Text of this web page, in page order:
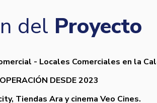
del Proyecto
- Locales Comerciales en la
DESDE 2023
Tiendas Ara y cinema Veo Cines.